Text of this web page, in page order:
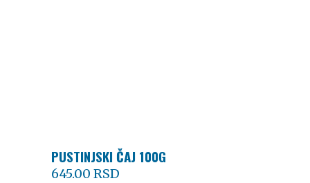
DODAJ U KORPU
PUSTINJSKI ČAJ 100G
645.00 RSD